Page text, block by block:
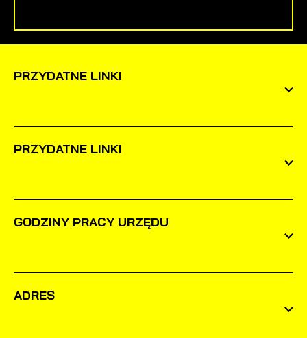
PRZYDATNE LINKI
PRZYDATNE LINKI
GODZINY PRACY URZĘDU
ADRES